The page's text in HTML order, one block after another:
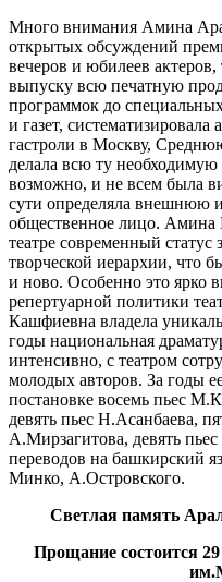
Много внимания Амина
открытых обсуждений
вечеров и юбилеев
выпуску всю печатную
программок до
и газет,
гастроли в Москву,
делала всю ту необходимую
возможно, и не всем была
сути определяла внешнюю
общественное лицо. Амина
театре современный статус
творческой иерархии, что
и ново. Особенно это ярко
репертуарной политики
Кашфиевна владела
годы национальная
интенсивно, с театром
молодых авторов. За годы
постановке восемь пьес
девять пьес Н.Асанбаева,
А.Мирзагитова, девять
переводов на башкирский
Минко, А.Островского.
Светлая память
Прощание состоится